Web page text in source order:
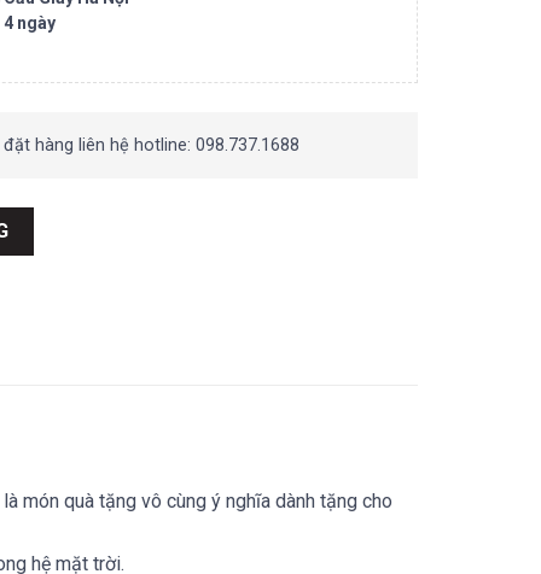
ngày
hàng liên hệ hotline: 098.737.1688
món quà tặng vô cùng ý nghĩa dành tặng cho
hệ mặt trời.